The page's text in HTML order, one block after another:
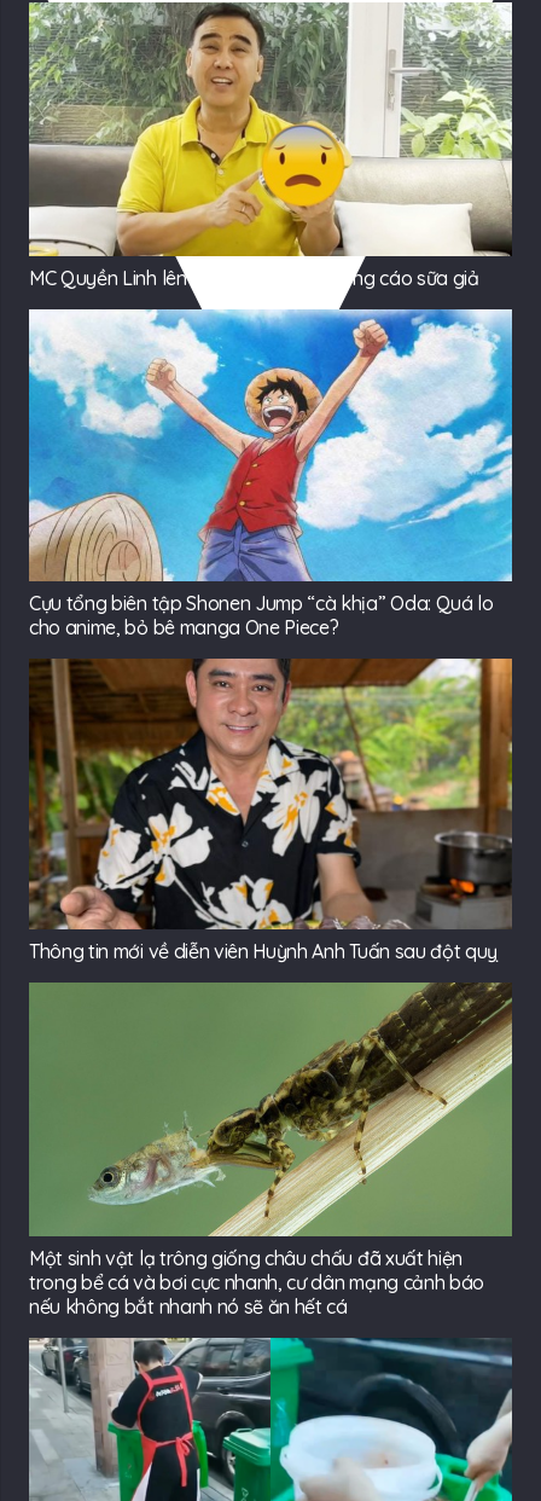
MC Quyền Linh lên tiếng thông tin quảng cáo sữa giả
Cựu tổng biên tập Shonen Jump “cà khịa” Oda: Quá lo
cho anime, bỏ bê manga One Piece?
Thông tin mới về diễn viên Huỳnh Anh Tuấn sau đột quỵ
Một sinh vật lạ trông giống châu chấu đã xuất hiện
trong bể cá và bơi cực nhanh, cư dân mạng cảnh báo
nếu không bắt nhanh nó sẽ ăn hết cá